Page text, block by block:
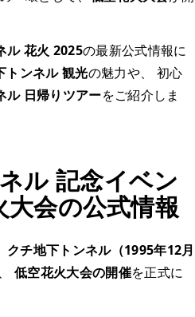
ル 花火 2025の最新公式情報に
トンネル 観光の魅力や、 初心
ル 日帰りツアーをご紹介しま
ル 記念イベン
大会の公式情報
クチ地下トンネル（1995年12月
低空花火大会の開催を正式に